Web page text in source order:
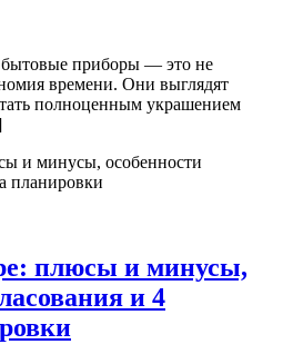
приборы — это не
времени. Они выглядят
полноценным украшением
плюсы и минусы,
и 4